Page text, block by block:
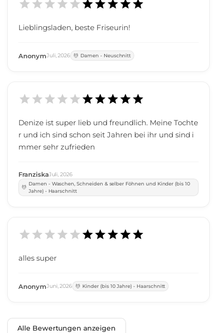
Lieblingsladen, beste Friseurin!
AnonymJuli,2026 Damen - Neuschnitt
Denize ist super lieb und freundlich. Meine Tochte
r und ich sind schon seit Jahren bei ihr und sind i
mmer sehr zufrieden
FranziskaJuli ,2026
Damen - Waschen, Schneiden & selber Föhnen und Kinder (bis 10
Jahre) - Haarschnitt
alles super
AnonymJuni,2026 Kinder (bis 10 Jahre) - Haarschnitt
Alle Bewertungen anzeigen